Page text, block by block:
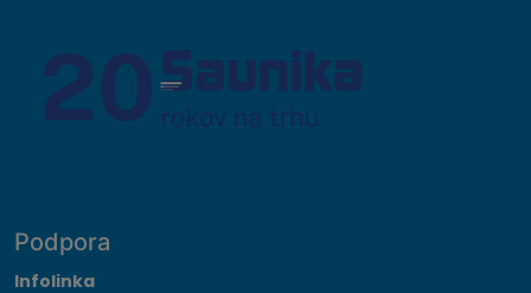
Podpora
Infolinka